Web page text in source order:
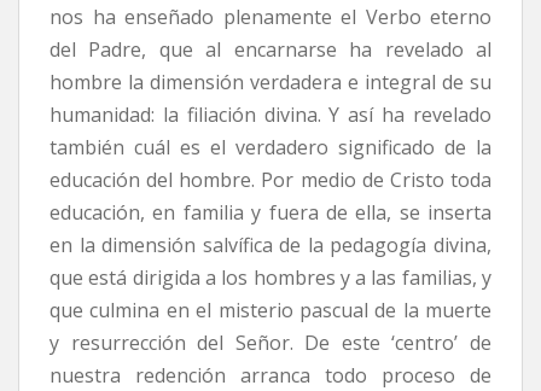
nos ha enseñado plenamente el Verbo eterno
del Padre, que al encarnarse ha revelado al
hombre la dimensión verdadera e integral de su
humanidad: la filiación divina. Y así ha revelado
también cuál es el verdadero significado de la
educación del hombre. Por medio de Cristo toda
educación, en familia y fuera de ella, se inserta
en la dimensión salvífica de la pedagogía divina,
que está dirigida a los hombres y a las familias, y
que culmina en el misterio pascual de la muerte
y resurrección del Señor. De este ‘centro’ de
nuestra redención arranca todo proceso de